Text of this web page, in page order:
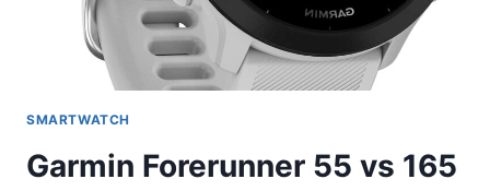
SMARTWATCH
Garmin Forerunner 55 vs 165